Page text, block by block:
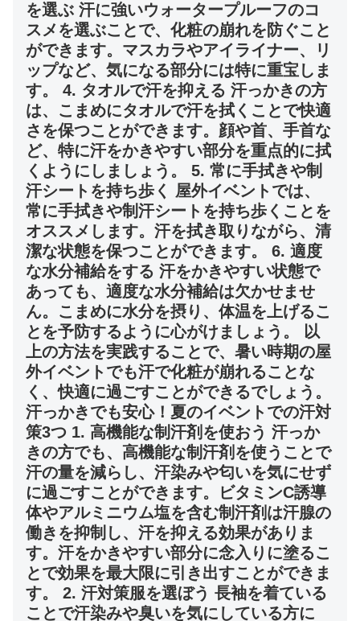
を選ぶ 汗に強いウォータープルーフのコ
スメを選ぶことで、化粧の崩れを防ぐこと
ができます。マスカラやアイライナー、リ
ップなど、気になる部分には特に重宝しま
す。 4. タオルで汗を抑える 汗っかきの方
は、こまめにタオルで汗を拭くことで快適
さを保つことができます。顔や首、手首な
ど、特に汗をかきやすい部分を重点的に拭
くようにしましょう。 5. 常に手拭きや制
汗シートを持ち歩く 屋外イベントでは、
常に手拭きや制汗シートを持ち歩くことを
オススメします。汗を拭き取りながら、清
潔な状態を保つことができます。 6. 適度
な水分補給をする 汗をかきやすい状態で
あっても、適度な水分補給は欠かせませ
ん。こまめに水分を摂り、体温を上げるこ
とを予防するように心がけましょう。 以
上の方法を実践することで、暑い時期の屋
外イベントでも汗で化粧が崩れることな
く、快適に過ごすことができるでしょう。
汗っかきでも安心！夏のイベントでの汗対
策3つ 1. 高機能な制汗剤を使おう 汗っか
きの方でも、高機能な制汗剤を使うことで
汗の量を減らし、汗染みや匂いを気にせず
に過ごすことができます。ビタミンC誘導
体やアルミニウム塩を含む制汗剤は汗腺の
働きを抑制し、汗を抑える効果がありま
す。汗をかきやすい部分に念入りに塗るこ
とで効果を最大限に引き出すことができま
す。 2. 汗対策服を選ぼう 長袖を着ている
ことで汗染みや臭いを気にしている方に